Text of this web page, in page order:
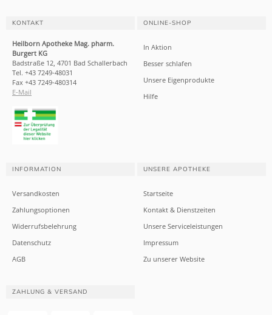
KONTAKT
Heilborn Apotheke Mag. pharm.
Burgert KG
Badstraße 12, 4701 Bad Schallerbach
Tel. +43 7249-48031
Fax +43 7249-480314
E-Mail
ONLINE-SHOP
In Aktion
Besser schlafen
Unsere Eigenprodukte
Hilfe
INFORMATION
Versandkosten
Zahlungsoptionen
Widerrufsbelehrung
Datenschutz
AGB
UNSERE APOTHEKE
Startseite
Kontakt & Dienstzeiten
Unsere Serviceleistungen
Impressum
Zu unserer Website
ZAHLUNG & VERSAND